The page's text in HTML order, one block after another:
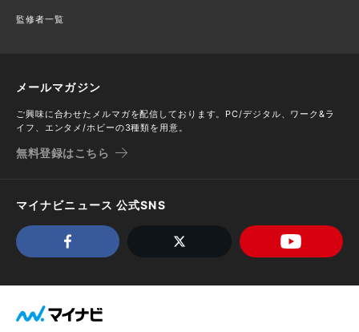
監修者一覧
メールマガジン
ご興味に合わせたメルマガを配信しております。PC/デジタル、ワーク&ラ
イフ、エンタメ/ホビーの3種類を用意。
無料登録はこちら
マイナビニュース 公式SNS